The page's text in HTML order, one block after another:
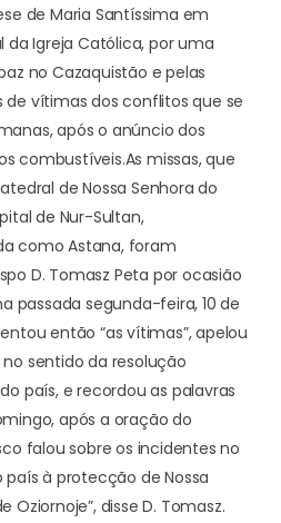
de Maria Santíssima em
da Igreja Católica, por uma
no Cazaquistão e pelas
vítimas dos conflitos que se
após o anúncio dos
combustíveis.As missas, que
de Nossa Senhora do
de Nur-Sultan,
como Astana, foram
D. Tomasz Peta por ocasião
passada segunda-feira, 10 de
então “as vítimas”, apelou
sentido da resolução
país, e recordou as palavras
após a oração do
falou sobre os incidentes no
à protecção de Nossa
Oziornoje”, disse D. Tomasz.